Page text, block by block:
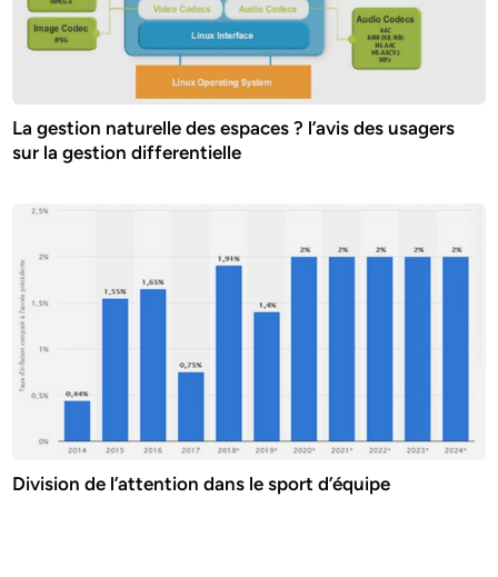
La gestion naturelle des espaces ? l’avis des usagers
sur la gestion differentielle
Division de l’attention dans le sport d’équipe